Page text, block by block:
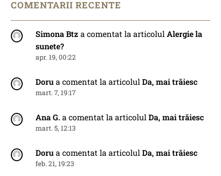
COMENTARII RECENTE
Simona Btz a comentat la articolulAlergie la
sunete?
apr. 19, 00:22
Dorua comentat la articolulDa, mai trăiesc
mart. 7, 19:17
Ana G.a comentat la articolulDa, mai trăiesc
mart. 5, 12:13
Dorua comentat la articolulDa, mai trăiesc
feb. 21, 19:23